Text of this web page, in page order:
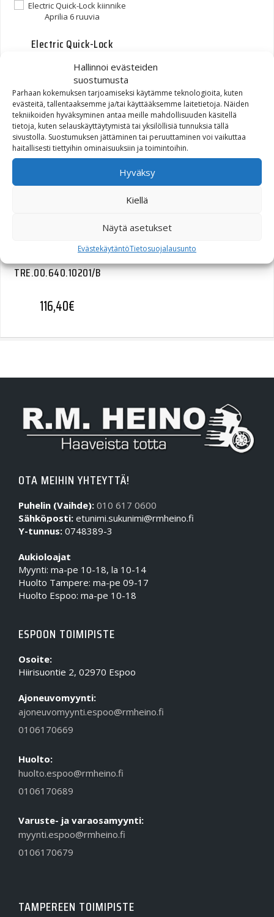
Hallinnoi evästeiden
suostumusta
Parhaan kokemuksen tarjoamiseksi käytämme teknologioita, kuten
evästeitä, tallentaaksemme ja/tai käyttääksemme laitetietoja. Näiden
tekniikoiden hyväksyminen antaa meille mahdollisuuden käsitellä
tietoja, kuten selauskäyttäytymistä tai yksilöllisiä tunnuksia tällä
sivustolla. Suostumuksen jättäminen tai peruuttaminen voi vaikuttaa
haitallisesti tiettyihin ominaisuuksiin ja toimintoihin.
Hyväksy
Kiellä
Näytä asetukset
EvästekäytäntöTietosuojalausunto
Electric Quick-Lock
73,90€
Electric Quick-Lock
kiinnike Triumph 6 ruuvia
TRE.00.640.10201/B
116,40€
OTA MEIHIN YHTEYTTÄ!
Puhelin (Vaihde): 010 617 0600
Sähköposti: etunimi.sukunimi@rmheino.fi
Y-tunnus: 0748389-3
Aukioloajat
Myynti: ma-pe 10-18, la 10-14
Huolto Tampere: ma-pe 09-17
Huolto Espoo: ma-pe 10-18
ESPOON TOIMIPISTE
Osoite:
Hiirisuontie 2, 02970 Espoo
Ajoneuvomyynti:
ajoneuvomyynti.espoo@rmheino.fi
0106170669
Huolto:
huolto.espoo@rmheino.fi
0106170689
Varuste- ja varaosamyynti:
myynti.espoo@rmheino.fi
0106170679
TAMPEREEN TOIMIPISTE